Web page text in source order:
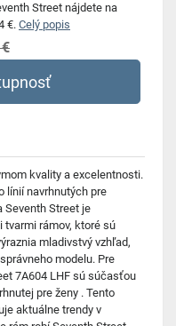
Street nájdete na
€. Celý popis
kvality a excelentnosti.
línií navrhnutých pre
Seventh Street je
rámov, ktoré sú
mladivstvý vzhľad,
modelu. Pre
7A604 LHF sú súčasťou
pre ženy . Tento
aktuálne trendy v